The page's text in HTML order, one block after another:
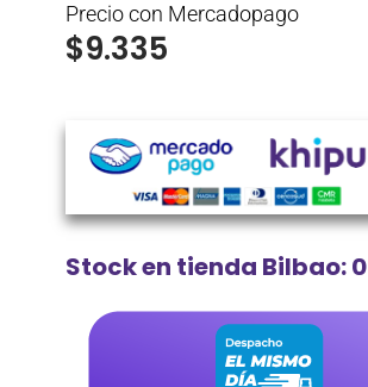
Precio con Mercadopago
$9.335
Stock en tienda Bilbao: 0